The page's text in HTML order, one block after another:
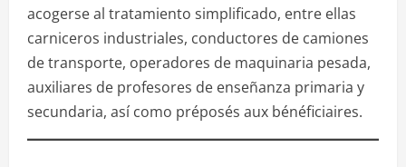
acogerse al tratamiento simplificado, entre ellas
carniceros industriales, conductores de camiones
de transporte, operadores de maquinaria pesada,
auxiliares de profesores de enseñanza primaria y
secundaria, así como préposés aux bénéficiaires.